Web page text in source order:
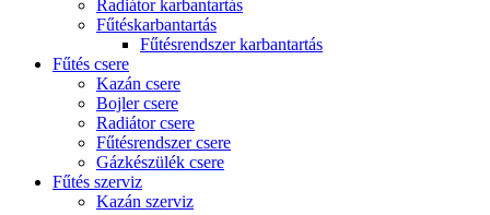
Radiátor karbantartás
Fűtéskarbantartás
Fűtésrendszer karbantartás
Fűtés csere
Kazán csere
Bojler csere
Radiátor csere
Fűtésrendszer csere
Gázkészülék csere
Fűtés szerviz
Kazán szerviz